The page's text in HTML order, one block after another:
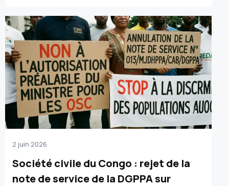
2 juin 2026
Société civile du Congo : rejet de la
note de service de la DGPPA sur